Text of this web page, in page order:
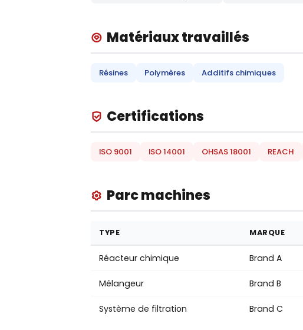
Matériaux travaillés
Résines Polymères Additifs chimiques
Certifications
ISO 9001 ISO 14001 OHSAS 18001 REACH
Parc machines
TYPE MARQUE
Réacteur chimique Brand A
Mélangeur Brand B
Système de filtration Brand C